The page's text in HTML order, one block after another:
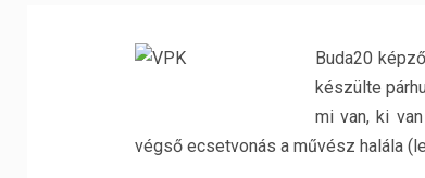
Buda20
készülte
mi van, ki
végső ecsetvonás a művész halála